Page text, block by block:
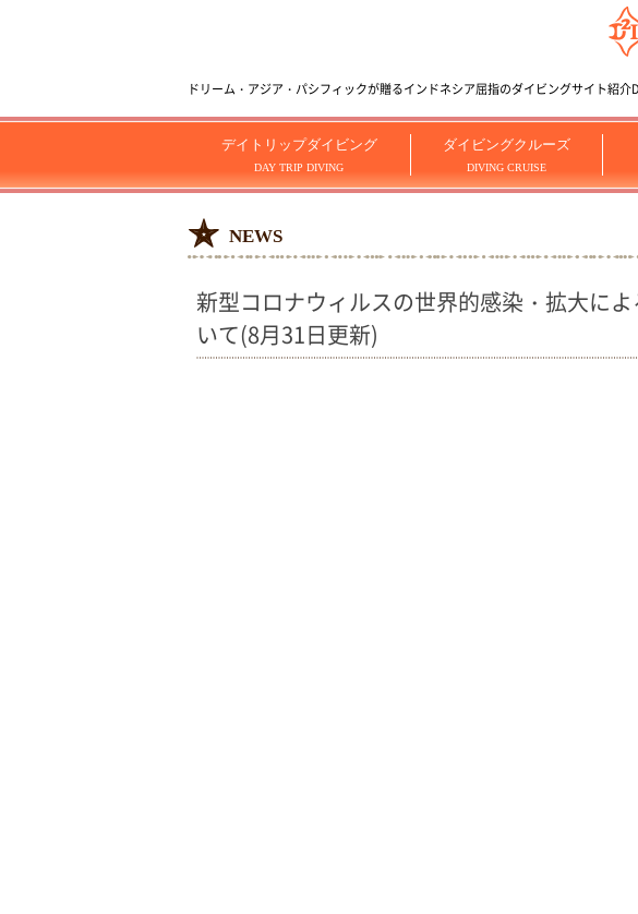
ドリーム・アジア・パシフィックが贈るインドネシア屈指のダイビングサイト紹
デイトリップダイビング
DAY TRIP DIVING
ダイビングクルーズ
DIVING CRUISE
NEWS
新型コロナウィルスの世界的感染・拡大に
いて(8月31日更新)